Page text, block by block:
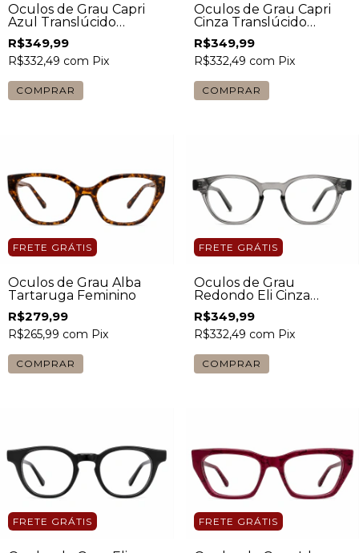
Óculos de Grau Capri
Azul Translúcido
Unissex
R$349,99
R$332,49 com Pix
Óculos de Grau Capri
Cinza Translúcido
Unissex
R$349,99
R$332,49 com Pix
FRETE GRÁTIS
Óculos de Grau Alba
Tartaruga Feminino
R$279,99
R$265,99 com Pix
FRETE GRÁTIS
Óculos de Grau
Redondo Eli Cinza
Masculino
R$349,99
R$332,49 com Pix
FRETE GRÁTIS FRETE GRÁTIS